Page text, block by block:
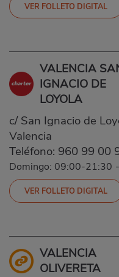
VER FOLLETO DIGITAL
VALENCIA
IGNACIO DE
LOYOLA
c/ San Ignacio de
Valencia
Teléfono: 960 99 00
Domingo: 09:00-21:30 -
VER FOLLETO DIGITAL
VALENCIA
OLIVERETA